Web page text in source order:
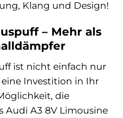
Klang und Design!
– Mehr als
ist nicht einfach nur
Investition in Ihr
die
Audi A3 8V Limousine